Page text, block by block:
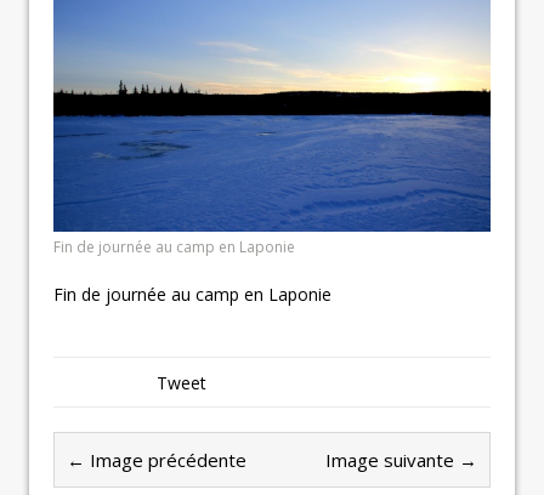
Fin de journée au camp en Laponie
Fin de journée au camp en Laponie
Tweet
← Image précédente Image suivante →